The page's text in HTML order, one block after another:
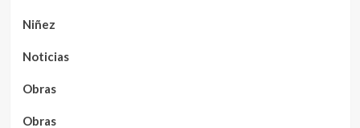
Niñez
Noticias
Obras
Obras